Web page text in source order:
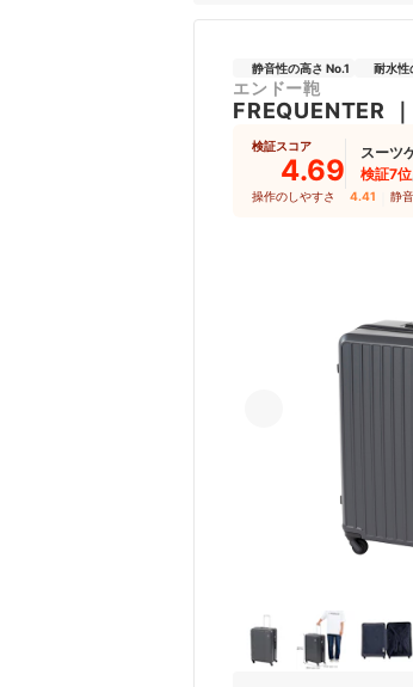
静音性の高さ No.1 耐水性
エンドー鞄
FREQUENTER
検証スコア
4.69
スーツ
検証7位
操作のしやすさ 4.41 静